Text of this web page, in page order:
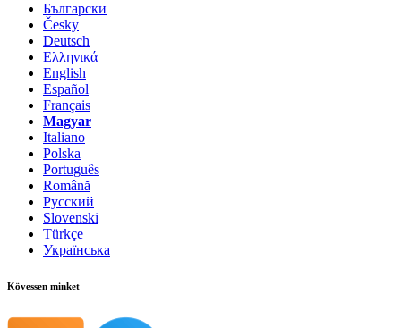
Български
Česky
Deutsch
Ελληνικά
English
Español
Français
Magyar
Italiano
Polska
Português
Română
Русский
Slovenski
Türkçe
Українська
Kövessen minket